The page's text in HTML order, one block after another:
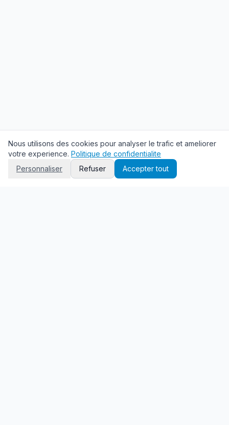
Nous utilisons des cookies pour analyser le trafic et ameliorer
votre experience. Politique de confidentialite
Personnaliser
Refuser Accepter tout